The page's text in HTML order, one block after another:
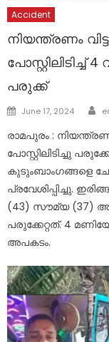
Accident
നിയന്ത്രണം
പരുക്ക്
Posted
June 17, 2024
രാമപുരം :
പോസ്റ്റിലിടിച്ചു
കുടുംബാംഗങ്ങളെ
പ്രവേശിപ്പിച്ചു.
(43) സൗമ്യ (37)
പരുക്കേറ്റത്. 4
അപകടം.